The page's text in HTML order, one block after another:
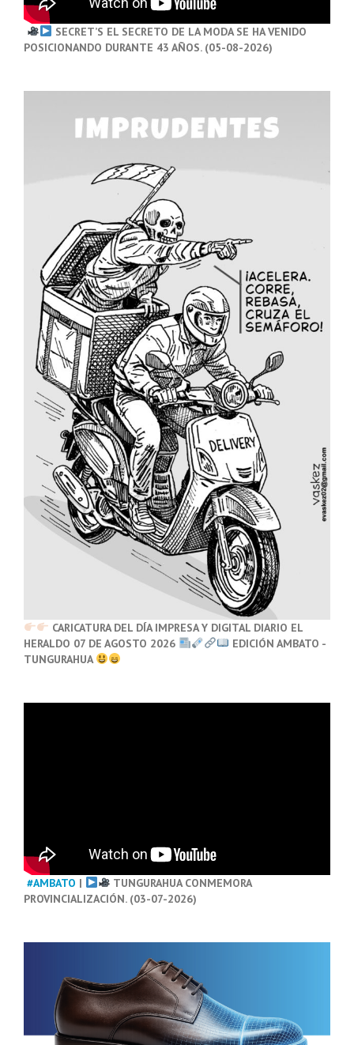
SECRET’S EL SECRETO DE LA MODA SE HA VENIDO
POSICIONANDO DURANTE 43 AÑOS. (05-08-2026)
CARICATURA DEL DÍA IMPRESA Y DIGITAL DIARIO EL
HERALDO 07 DE AGOSTO 2026
EDICIÓN AMBATO -
TUNGURAHUA
#AMBATO |
TUNGURAHUA CONMEMORA
PROVINCIALIZACIÓN. (03-07-2026)